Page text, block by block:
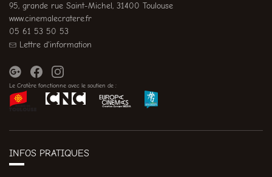
95, grande rue Saint-Michel, 31400 Toulouse
www.cinemalecratere.fr
05 61 53 50 53
Lettre d'information
Le Cratère fonctionne avec le soutien de :
INFOS PRATIQUES